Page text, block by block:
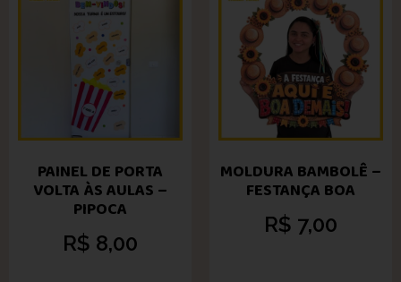
PAINEL DE PORTA
VOLTA ÀS AULAS –
PIPOCA
R$ 8,00
MOLDURA BAMBOLÊ –
FESTANÇA BOA
R$ 7,00